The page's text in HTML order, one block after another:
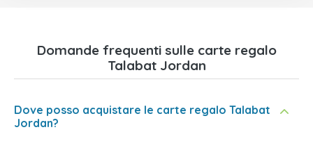
Domande frequenti sulle carte regalo
Talabat Jordan
Dove posso acquistare le carte regalo Talabat
Jordan?